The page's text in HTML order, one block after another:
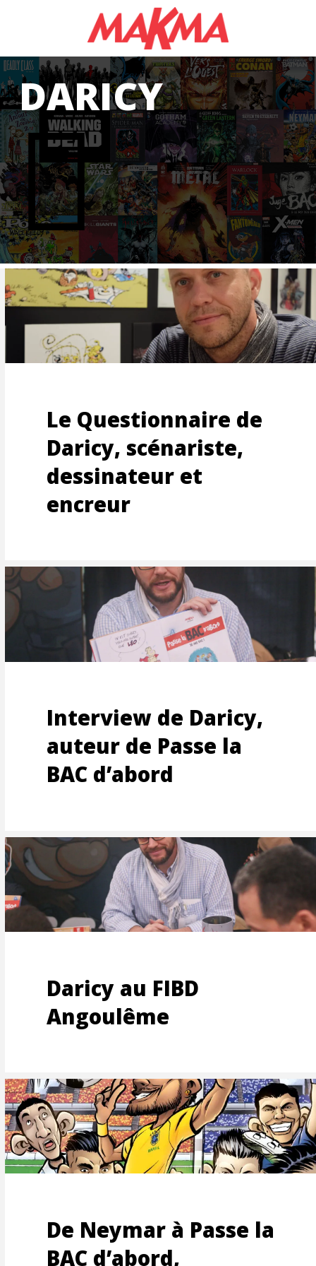
DARICY
Le Questionnaire de
Daricy, scénariste,
dessinateur et
encreur
Interview de Daricy,
auteur de Passe la
BAC d’abord
Daricy au FIBD
Angoulême
De Neymar à Passe la
BAC d’abord,